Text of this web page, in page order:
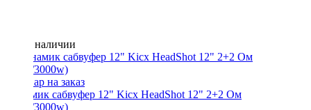
Нет в наличии
Динамик сабвуфер 12" Kicx HeadShot 12" 2+2 Ом
(1500/3000w)